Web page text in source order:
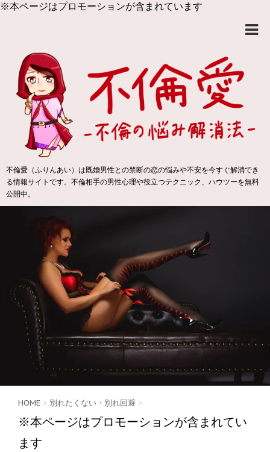
※本ページはプロモーションが含まれています
不倫愛（ふりんあい）は既婚男性との禁断の恋の悩みや不安を今すぐ解消でき
る情報サイトです。不倫相手の男性心理や役立つテクニック、ハウツーを無料
公開中。
HOME > 別れたくない・別れ回避 >
※本ページはプロモーションが含まれてい
ます